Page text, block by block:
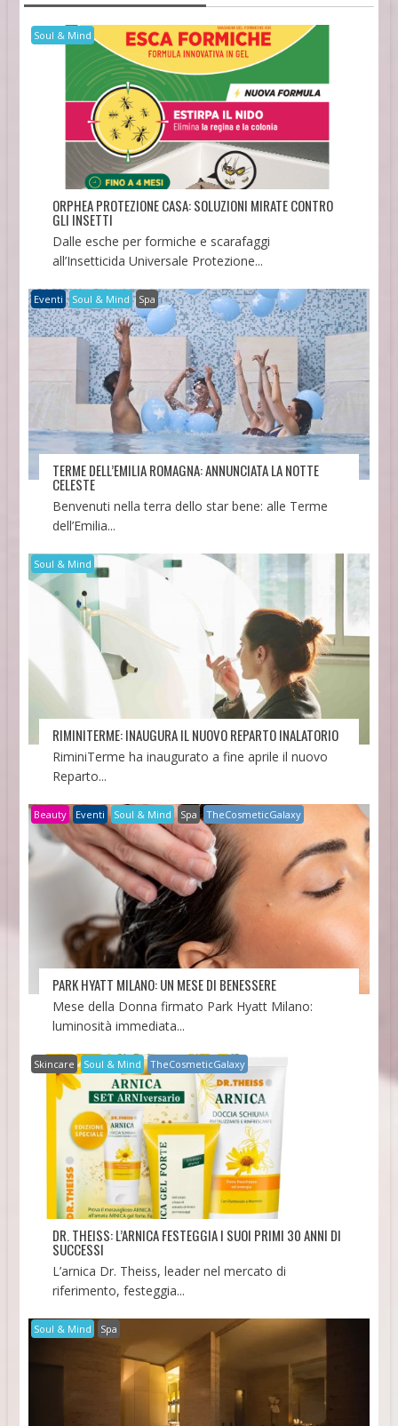
Soul & Mind
ORPHEA PROTEZIONE CASA: SOLUZIONI MIRATE CONTRO
GLI INSETTI
Dalle esche per formiche e scarafaggi
all’Insetticida Universale Protezione...
Eventi Soul & Mind Spa
TERME DELL’EMILIA ROMAGNA: ANNUNCIATA LA NOTTE
CELESTE
Benvenuti nella terra dello star bene: alle Terme
dell’Emilia...
Soul & Mind
RIMINITERME: INAUGURA IL NUOVO REPARTO INALATORIO
RiminiTerme ha inaugurato a fine aprile il nuovo
Reparto...
Beauty Eventi Soul & Mind Spa TheCosmeticGalaxy
PARK HYATT MILANO: UN MESE DI BENESSERE
Mese della Donna firmato Park Hyatt Milano:
luminosità immediata...
Skincare Soul & Mind TheCosmeticGalaxy
DR. THEISS: L’ARNICA FESTEGGIA I SUOI PRIMI 30 ANNI DI
SUCCESSI
L’arnica Dr. Theiss, leader nel mercato di
riferimento, festeggia...
Soul & Mind Spa